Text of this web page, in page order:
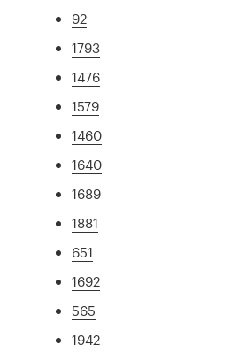
92
1793
1476
1579
1460
1640
1689
1881
651
1692
565
1942